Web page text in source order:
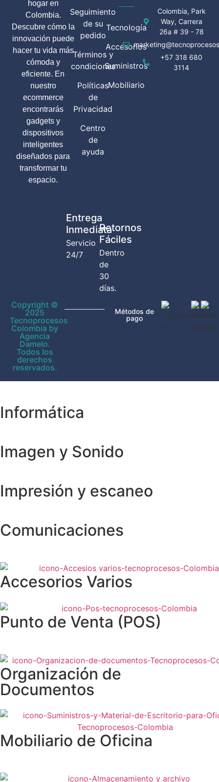
hogar en
Colombia.
Descubre cómo la
innovación puede
hacer tu vida más
cómoda y
eficiente. En
nuestro
ecommerce
encontrarás
gadgets y
dispositivos
inteligentes
diseñados para
transformar tu
espacio.
Entrega
Inmediata
Servicio
24/7
Retornos
Fáciles
Dentro
de
30
días.
Seguimiento
de su
pedido
Términos y
condiciones
Políticas
de
Privacidad
Centro
de
ayuda
Tecnología
Accesorios
Suministros
Mobiliario
Colombia, Park
Way, Carrera
26a # 39 - 78
+57 318 680
3114
Copyright ©
2025
Tecnoprocesos
Colombia by
Agencia
Damelo.
Todos los
derechos
reservados.
Métodos de
pago
Informática
Imagen y Sonido
Impresión y escaneo
Comunicaciones
Accesorios Varios
Punto de Venta (POS)
Organización de
Documentos
Mobiliario de Oficina